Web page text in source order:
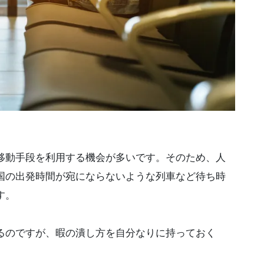
手段を利用する機会が多いです。そのため、人
出発時間が宛にならないような列車など待ち時
ですが、暇の潰し方を自分なりに持っておく